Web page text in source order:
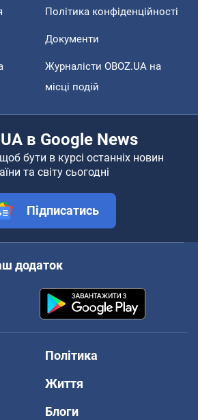
Політика конфіденційності
Документи
Журналісти OBOZ.UA на
місці подій
в Google News
бути в курсі останніх новин
та світу сьогодні
Підписатись
додаток
Політика
Життя
Блоги